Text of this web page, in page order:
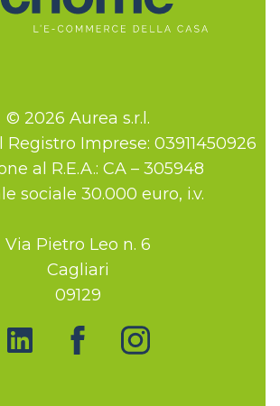
© 2026 Aurea s.r.l.
Registro Imprese: 03911450926
al R.E.A.: CA – 305948
sociale 30.000 euro, i.v.
Via Pietro Leo n. 6
Cagliari
09129